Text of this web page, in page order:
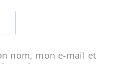
nom, mon e-mail et